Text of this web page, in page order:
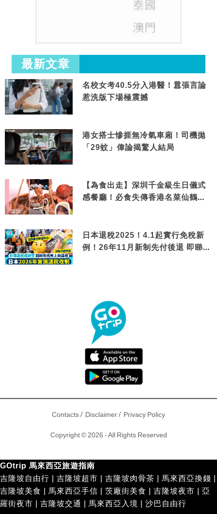
最新文章
名校女考40.5分入港醫！囂張言論
惹洗版下場極震撼
港女搭士慘捱無冷氣車廂！司機拋
「29蚊」偉論揭驚人結局
【為食出走】深圳千金級生日儀式
感餐廳！必食失傳香港名菜仙鶴神
日本退稅2025！4.1起實行免稅新
例！26年11月新制先付後退 即睇步
Contacts/ Disclaimer/ Privacy Policy
Copyright © 2026 - All Rights Reserved
GOtrip 馬來西亞旅遊指南
吉隆坡自由行
吉隆坡超市 吉隆坡肉骨茶 馬來西亞換錢
吉隆坡美食
馬來西亞手信 茨廠街美食 吉隆坡夜市
亞
羅街夜市
吉隆坡交通 馬來西亞入境 沙巴自由行